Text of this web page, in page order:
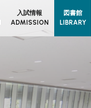
入試情報
ADMISSION
図書館
LIBRARY